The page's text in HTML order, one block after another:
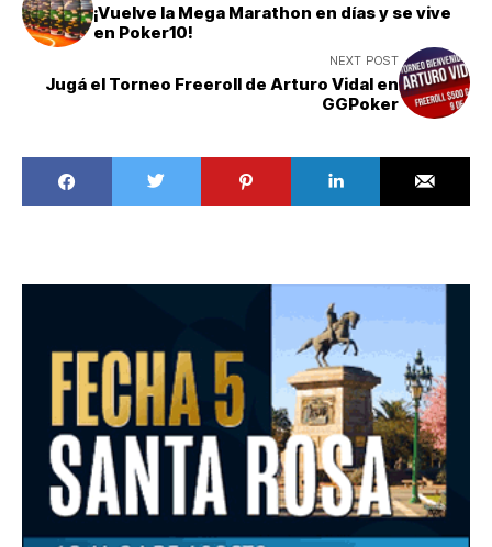
¡Vuelve la Mega Marathon en días y se vive
en Poker10!
NEXT POST
Jugá el Torneo Freeroll de Arturo Vidal en
GGPoker